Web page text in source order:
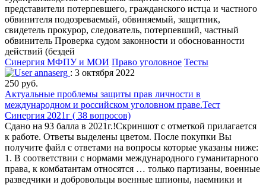
представители потерпевшего, гражданского истца и частного
обвинителя подозреваемый, обвиняемый, защитник,
свидетель прокурор, следователь, потерпевший, частный
обвинитель Проверка судом законности и обоснованности
действий (бездей
Синергия МФПУ и МОИ Право уголовное Тесты
annaserg : 3 октября 2022
250 руб.
Актуальные проблемы защиты прав личности в
международном и российском уголовном праве.Тест
Синергия 2021г ( 38 вопросов)
Сдано на 93 балла в 2021г.!Скриншот с отметкой прилагается
к работе. Ответы выделены цветом. После покупки Вы
получите файл с ответами на вопросы которые указаны ниже:
1. В соответствии с нормами международного гуманитарного
права, к комбатантам относятся … только партизаны, военные
разведчики и добровольцы военные шпионы, наемники и